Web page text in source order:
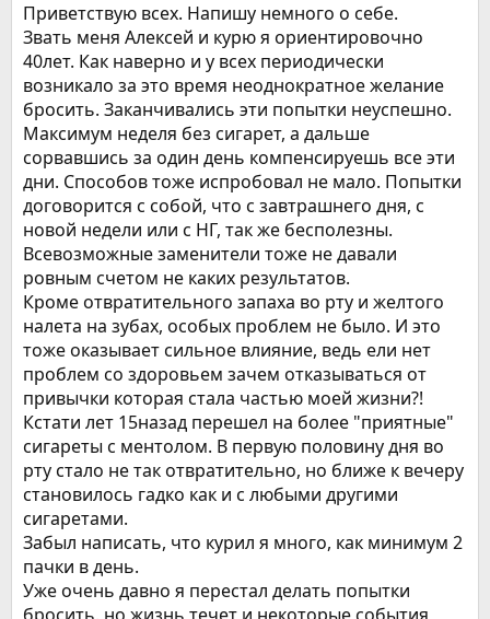
Приветствую всех. Напишу немного о себе.
Звать меня Алексей и курю я ориентировочно
40лет. Как наверно и у всех периодически
возникало за это время неоднократное желание
бросить. Заканчивались эти попытки неуспешно.
Максимум неделя без сигарет, а дальше
сорвавшись за один день компенсируешь все эти
дни. Способов тоже испробовал не мало. Попытки
договорится с собой, что с завтрашнего дня, с
новой недели или с НГ, так же бесполезны.
Всевозможные заменители тоже не давали
ровным счетом не каких результатов.
Кроме отвратительного запаха во рту и желтого
налета на зубах, особых проблем не было. И это
тоже оказывает сильное влияние, ведь ели нет
проблем со здоровьем зачем отказываться от
привычки которая стала частью моей жизни?!
Кстати лет 15назад перешел на более "приятные"
сигареты с ментолом. В первую половину дня во
рту стало не так отвратительно, но ближе к вечеру
становилось гадко как и с любыми другими
сигаретами.
Забыл написать, что курил я много, как минимум 2
пачки в день.
Уже очень давно я перестал делать попытки